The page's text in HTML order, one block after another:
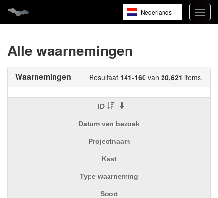
Nederlands
Alle waarnemingen
Resultaat 141-160 van 20,621 items.
Waarnemingen
ID
Datum van bezoek
Projectnaam
Kast
Type waarneming
Soort